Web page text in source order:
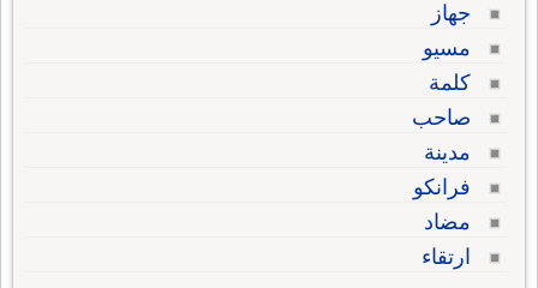
جهاز
مسيو
كلمة
صاحب
مدينة
فرانكو
مضاد
ارتقاء